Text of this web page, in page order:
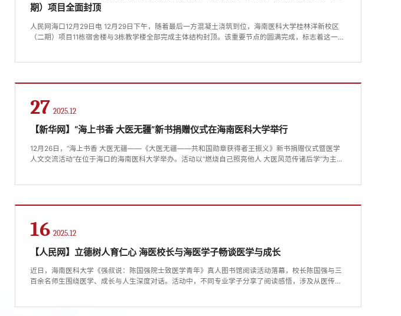
期）项目全面封顶
人民网海口12月29日电 12月29日下午，随着最后一方混凝土浇筑到位，海南医科大学桂林洋新校区
（二期）项目11栋宿舍楼与3栋教学楼全部完成主体结构封顶。该重要节点的圆满完成，标志着这一海
27 2025.12
【新华网】“海上书香 大医无疆”新书捐赠仪式在海南医科大学举行
12月26日，“海上书香 大医无疆——《大医无疆——共和国勋章获得者王振义》新书捐赠仪式暨医学
人文交流活动”在位于海口的海南医科大学举办。活动以“燃烧自己照亮他人 大医风范传诸后学”为主
16 2025.12
【人民网】立德树人育仁心 海医校长与海医学子畅谈医学与成长
近日，海南医科大学《强叔说：陈国强院士致医学青年》真人图书馆阅读活动落幕，校长陈国强与三
百余名师生围绕医学、成长与人生深度对话。活动中，不同专业学子分享了阅读感悟，涉及从医传